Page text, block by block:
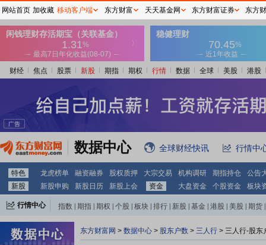
财经 焦点 股票 新股 期指 期权 行情 数据 全球 美股 港股
数据中心 全球财经快讯 行情中
特色 龙虎榜单 融资融券 股权质押 大宗交易 机构调研 期指持仓
公告
新股
新股申购 新股日历 新股上会 资金 大盘资金 个股资金 板块
行情中心 指数 期指 期权 个股 板块 排行 新股 基金 港股 美股 期货
东方财富网 > 数据中心 > 股东户数 > 三人行 > 三人行-股东
网站首页 加收藏 移动客户端 东方财富 天天基金网 东方财富证券 东方